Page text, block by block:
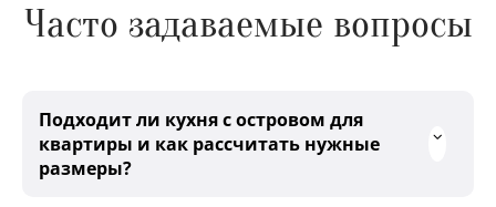
Часто задаваемые вопросы
Подходит ли кухня с островом для
квартиры и как рассчитать нужные
размеры?